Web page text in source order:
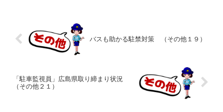
バスも助かる駐禁対策 （その他１９）
「駐車監視員」広島県取り締まり状況
（その他２１）